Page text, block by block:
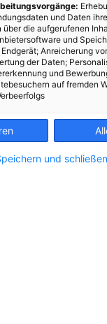
und Daten
über die aufgerufenen
und
Anreicherung
der Daten;
und
auf fremden
und schließen